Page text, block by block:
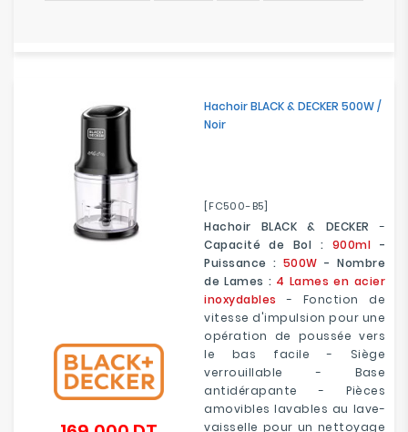
Hachoir BLACK & DECKER 500W /
Noir
[FC500-B5]
Hachoir BLACK & DECKER -
Capacité de Bol : 900ml -
Puissance : 500W - Nombre
de Lames : 4 Lames en acier
inoxydables - Fonction de
vitesse d'impulsion pour une
opération de poussée vers
le bas facile - Siège
verrouillable - Base
antidérapante - Pièces
amovibles lavables au lave-
vaisselle pour un nettoyage